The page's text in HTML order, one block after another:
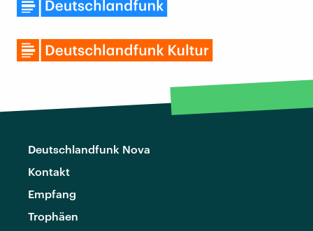
Deutschlandfunk Nova
Kontakt
Empfang
Trophäen